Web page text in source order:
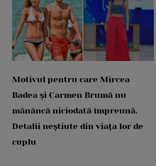
Motivul pentru care Mircea
Badea și Carmen Brumă nu
mănâncă niciodată împreună.
Detalii neștiute din viața lor de
cuplu